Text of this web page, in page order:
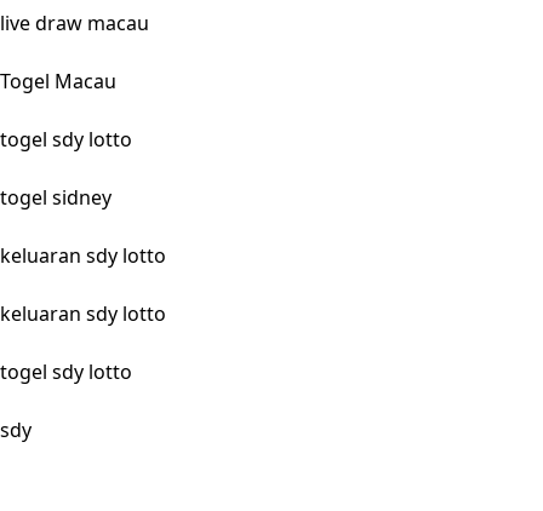
live draw macau
Togel Macau
togel sdy lotto
togel sidney
keluaran sdy lotto
keluaran sdy lotto
togel sdy lotto
sdy